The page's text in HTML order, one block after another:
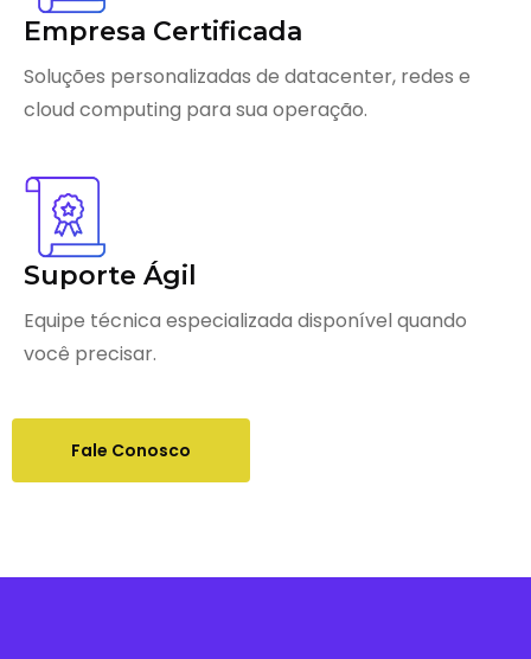
Empresa Certificada
Soluções personalizadas de datacenter, redes e
cloud computing para sua operação.
Suporte Ágil
Equipe técnica especializada disponível quando
você precisar.
Fale Conosco